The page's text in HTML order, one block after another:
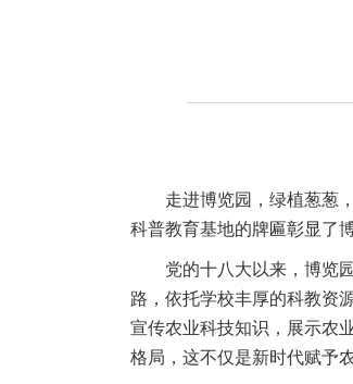
走进博览园，绿植葱葱
科普教育基地的牌匾彰显了
党的十八大以来，博览
路，依托学校丰厚的科教资
宣传农业科技知识，展示农
格局，这不仅是新时代赋予